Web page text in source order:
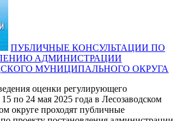
ПУБЛИЧНЫЕ КОНСУЛЬТАЦИИ ПО
АДМИНИСТРАЦИИ
МУНИЦИПАЛЬНОГО ОКРУГА
оценки регулирующего
15 по 24 мая 2025 года в Лесозаводском
округе проходят публичные